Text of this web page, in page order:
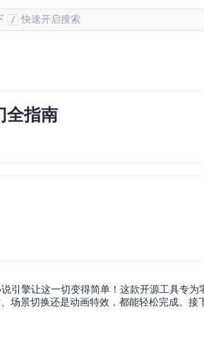
/ 快速开启搜索
全指南
引擎让这一切变得简单！这款开源工具专为
场景切换还是动画特效，都能轻松完成。接